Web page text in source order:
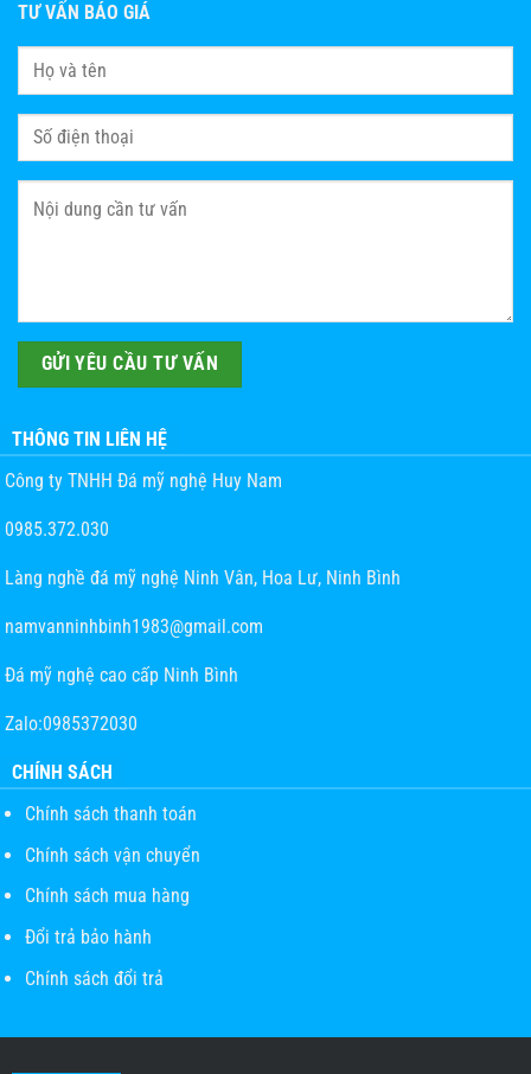
TƯ VẤN BÁO GIÁ
THÔNG TIN LIÊN HỆ
Công ty TNHH Đá mỹ nghệ Huy Nam
0985.372.030
Làng nghề đá mỹ nghệ Ninh Vân, Hoa Lư, Ninh Bình
namvanninhbinh1983@gmail.com
Đá mỹ nghệ cao cấp Ninh Bình
Zalo:0985372030
CHÍNH SÁCH
Chính sách thanh toán
Chính sách vận chuyển
Chính sách mua hàng
Đổi trả bảo hành
Chính sách đổi trả